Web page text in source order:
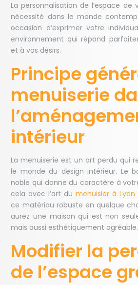
La personnalisation de l’espace de
nécessité dans le monde
occasion d’exprimer votre
environnement qui répond
et à vos désirs.
Principe
menuiserie
intérieur
La menuiserie est un art perdu qui
le monde du design intérieur. Le
noble qui donne du caractère à
cela avec l’art dumenuisier à Lyon
ce matériau robuste en quelque
aurez une maison qui est non
mais aussi esthétiquement agréable.
Modifier la
de l’espace